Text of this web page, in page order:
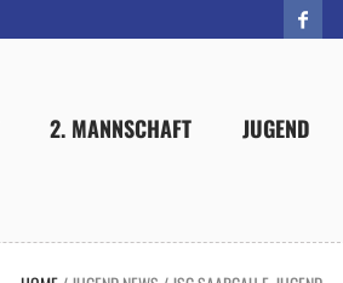
2. MANNSCHAFT JUGEND